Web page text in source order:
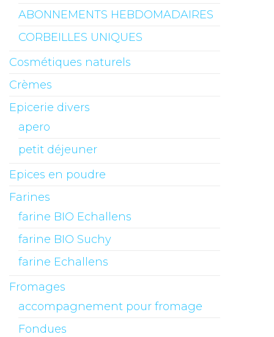
ABONNEMENTS HEBDOMADAIRES
CORBEILLES UNIQUES
Cosmétiques naturels
Crèmes
Epicerie divers
apero
petit déjeuner
Epices en poudre
Farines
farine BIO Echallens
farine BIO Suchy
farine Echallens
Fromages
accompagnement pour fromage
Fondues